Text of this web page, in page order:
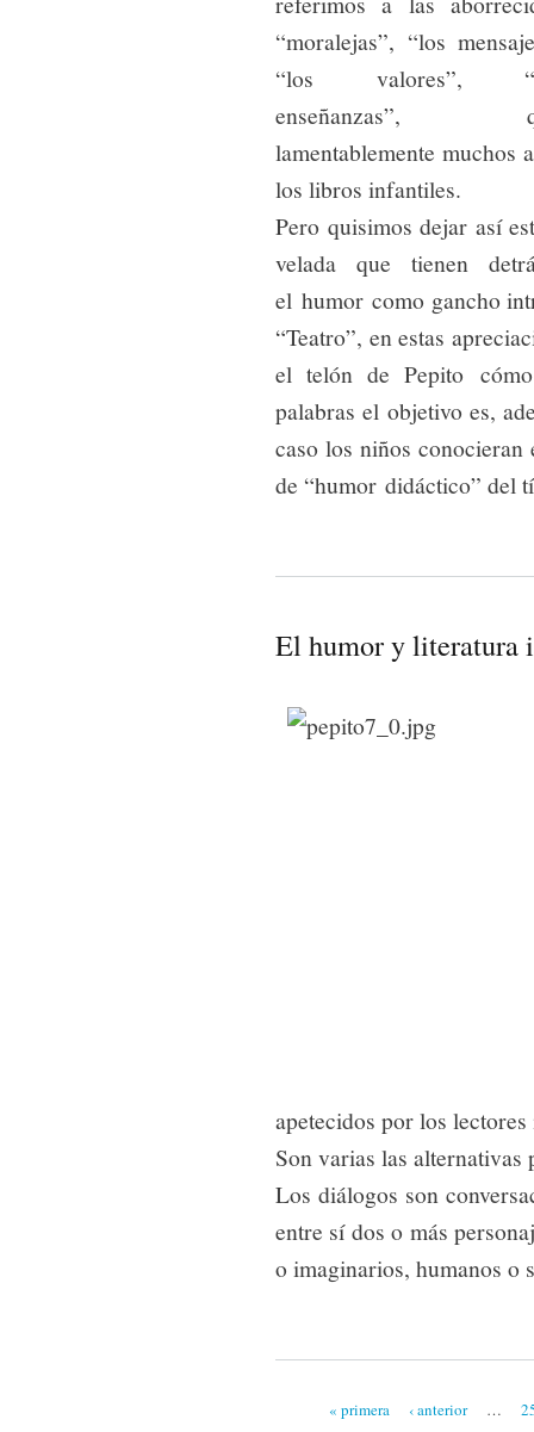
“moralejas”, “los
“los valores”,
enseñanzas”,
lamentablemente muchos
los libros infantiles.
Pero quisimos dejar así
velada que tienen
el humor como gancho
“Teatro”, en estas
el telón de Pepito
palabras el objetivo es,
caso los niños
de “humor didáctico” del
El humor y literatura
apetecidos por los
Son varias las
Los diálogos son
entre sí dos o más
o imaginarios, humanos o
« primera ‹ anterior …